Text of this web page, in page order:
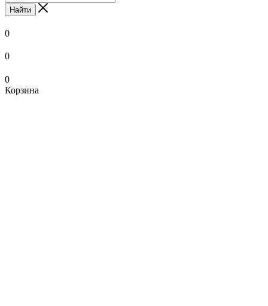
Найти
0
0
0
Корзина